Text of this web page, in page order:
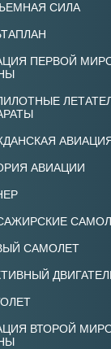
СИЛА
ПЕРВОЙ
АВИАЦИИ
САМОЛЕТ
ВТОРОЙ